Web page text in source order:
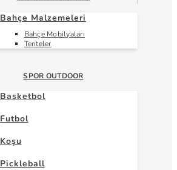
Bahçe Malzemeleri
Bahçe Mobilyaları
Tenteler
SPOR OUTDOOR
Basketbol
Futbol
Koşu
Pickleball